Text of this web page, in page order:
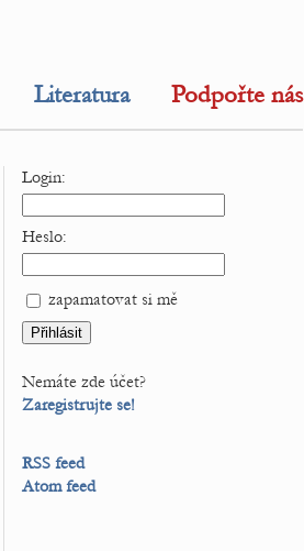
Literatura Podpořte nás
Login:
Heslo:
zapamatovat si mě
Nemáte zde účet?
Zaregistrujte se!
RSS feed
Atom feed